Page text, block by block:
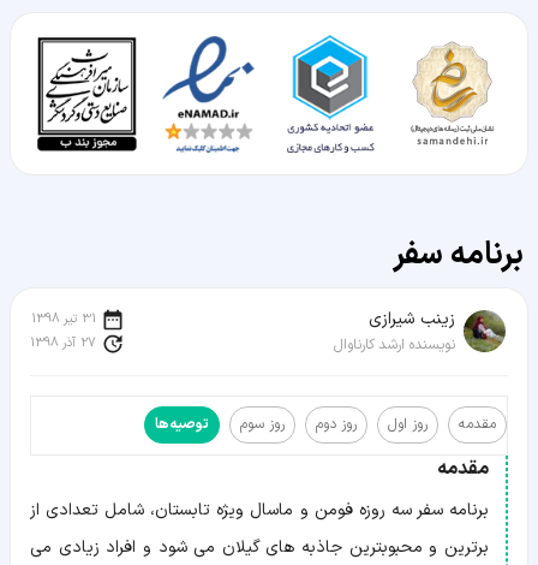
برنامه سفر
زينب شيرازی
نویسنده ارشد کارناوال
31 تیر 1398
27 آذر 1398
مقدمه روز اول روز دوم روز سوم
توصیه‌ها
مقدمه
روز
اول
روز
دوم
مقدمه
برنامه سفر سه روزه فومن و ماسال ویژه تابستان، شامل تعدادی از
برترین و محبوبترین جاذبه های گیلان می شود و افراد زیادی می